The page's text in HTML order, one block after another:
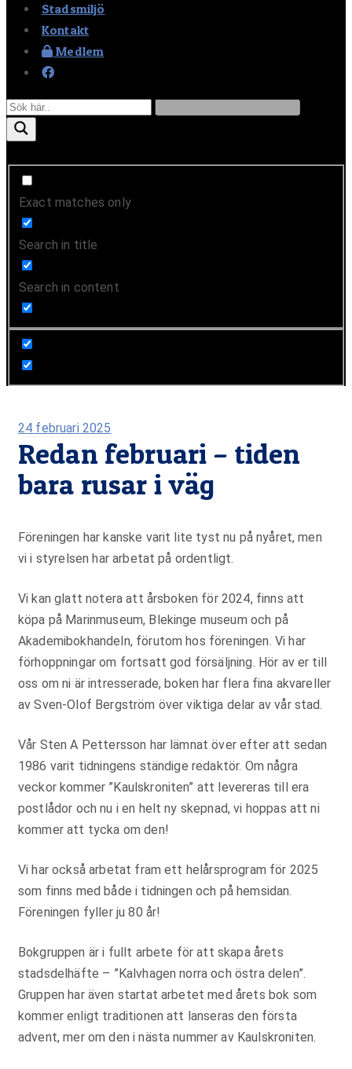
Stadsmiljö
Kontakt
Medlem
Exact matches only
Search in title
Search in content
Publicerad
på
24 februari 2025
Redan februari – tiden
bara rusar i väg
Föreningen har kanske varit lite tyst nu på nyåret, men
vi i styrelsen har arbetat på ordentligt.
Vi kan glatt notera att årsboken för 2024, finns att
köpa på Marinmuseum, Blekinge museum och på
Akademibokhandeln, förutom hos föreningen. Vi har
förhoppningar om fortsatt god försäljning. Hör av er till
oss om ni är intresserade, boken har flera fina akvareller
av Sven-Olof Bergström över viktiga delar av vår stad.
Vår Sten A Pettersson har lämnat över efter att sedan
1986 varit tidningens ständige redaktör. Om några
veckor kommer ”Kaulskroniten” att levereras till era
postlådor och nu i en helt ny skepnad, vi hoppas att ni
kommer att tycka om den!
Vi har också arbetat fram ett helårsprogram för 2025
som finns med både i tidningen och på hemsidan.
Föreningen fyller ju 80 år!
Bokgruppen är i fullt arbete för att skapa årets
stadsdelhäfte – ”Kalvhagen norra och östra delen”.
Gruppen har även startat arbetet med årets bok som
kommer enligt traditionen att lanseras den första
advent, mer om den i nästa nummer av Kaulskroniten.